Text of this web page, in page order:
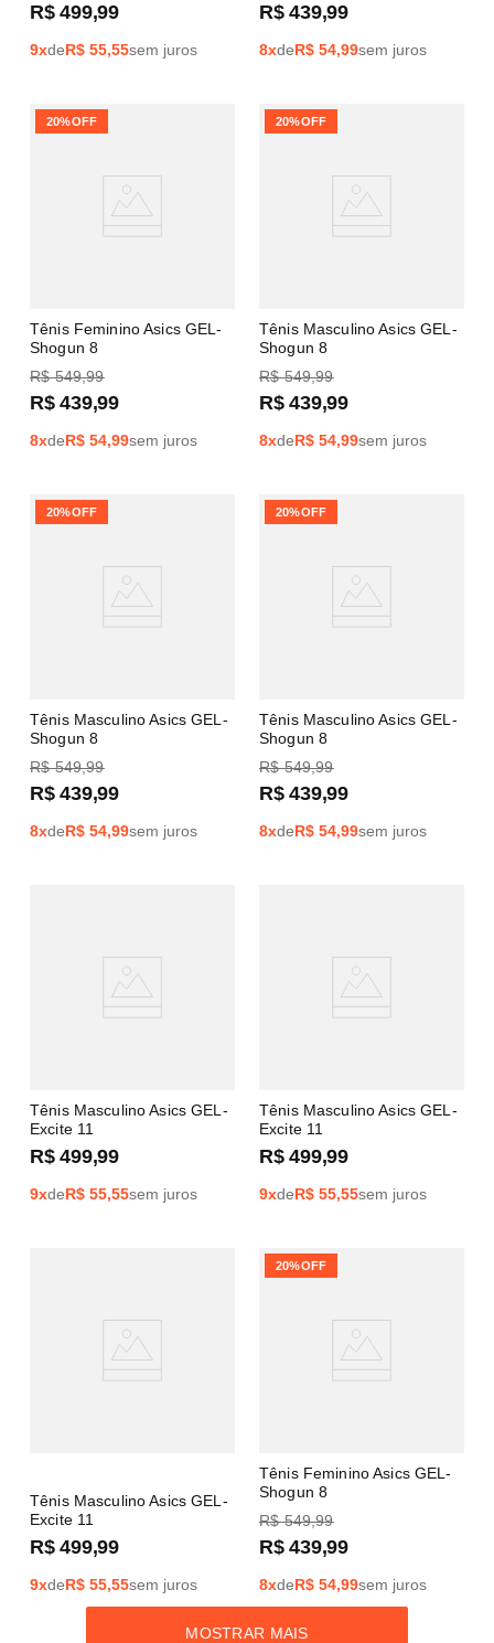
R$ 499,99
9xdeR$ 55,55sem juros
R$ 439,99
8xdeR$ 54,99sem juros
Tênis Feminino Asics GEL-
Shogun 8
20%OFF
R$ 549,99
R$ 439,99
8xdeR$ 54,99sem juros
Tênis Masculino Asics GEL-
Shogun 8
20%OFF
R$ 549,99
R$ 439,99
8xdeR$ 54,99sem juros
Tênis Masculino Asics GEL-
Shogun 8
20%OFF
R$ 549,99
R$ 439,99
8xdeR$ 54,99sem juros
Tênis Masculino Asics GEL-
Shogun 8
20%OFF
R$ 549,99
R$ 439,99
8xdeR$ 54,99sem juros
Tênis Masculino Asics GEL-
Excite 11
R$ 499,99
9xdeR$ 55,55sem juros
Tênis Masculino Asics GEL-
Excite 11
R$ 499,99
9xdeR$ 55,55sem juros
Tênis Masculino Asics GEL-
Excite 11
R$ 499,99
9xdeR$ 55,55sem juros
Tênis Feminino Asics GEL-
Shogun 8
20%OFF
R$ 549,99
R$ 439,99
8xdeR$ 54,99sem juros
MOSTRAR MAIS